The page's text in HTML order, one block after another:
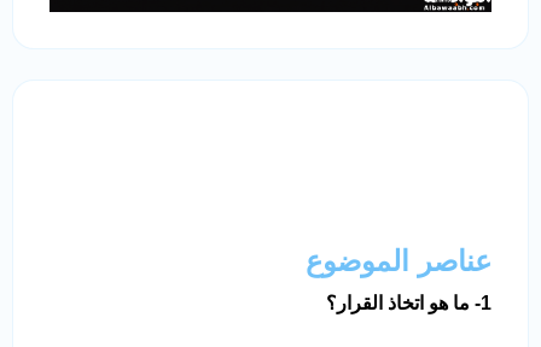
عناصر الموضوع
1- ما هو اتخاذ القرار؟